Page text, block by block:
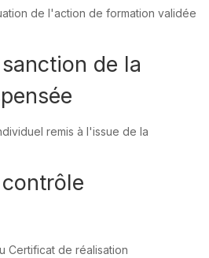
de l'action de formation validée
de la
remis à l'issue de la
Certificat de réalisation